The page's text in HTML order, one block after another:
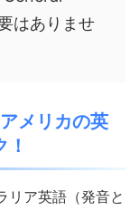
はありませ
メリカの英
リア英語（発音と